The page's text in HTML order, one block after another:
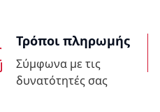
Τρόποι πληρωμής
Σύμφωνα με τις
δυνατότητές σας